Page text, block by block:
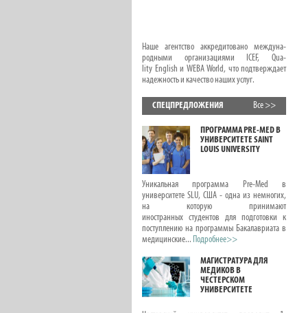
Наше агентство аккредитовано междуна-
родными организациями ICEF, Qua-
lity English и WEBA World, что подтверждает
надежность и качество наших услуг.
СПЕЦПРЕДЛОЖЕНИЯ Все >>
ПРОГРАММА PRE-MED В
УНИВЕРСИТЕТЕ SAINT
LOUIS UNIVERSITY
Уникальная программа Pre-Med в
университете SLU, США - одна из немногих,
на которую принимают
иностранных студентов для подготовки к
поступлению на программы Бакалавриата в
медицинские... Подробнее>>
МАГИСТРАТУРА ДЛЯ
МЕДИКОВ В
ЧЕСТЕРСКОМ
УНИВЕРСИТЕТЕ